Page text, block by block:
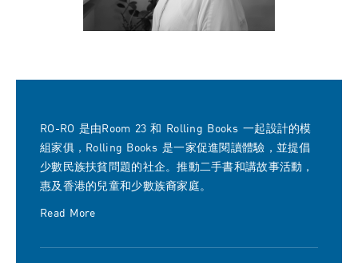
RO-RO 是由Room 23 和 Rolling Books 一起設計的模
組家俱，Rolling Books 是一家促進閱讀體驗，並提倡
少數民族扶貧問題的社企。推動二手書和講故事活動，
惠及香港的兒童和少數族裔家庭。
Read More